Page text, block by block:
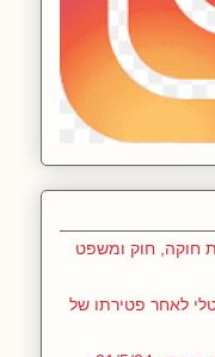
חוקה, חוק ומשפט
לאחר פטירתו של